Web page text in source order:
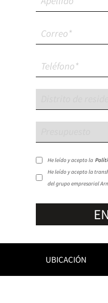
He leído y acepto la
He leído y acepto la
del grupo empresarial
UBICACIÓN